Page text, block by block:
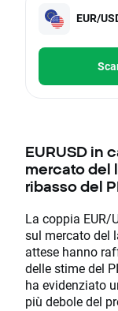
EUR/
EURUSD in
mercato del
ribasso del
La coppia EUR/
sul mercato del
attese hanno
delle stime del
ha evidenziato
più debole del